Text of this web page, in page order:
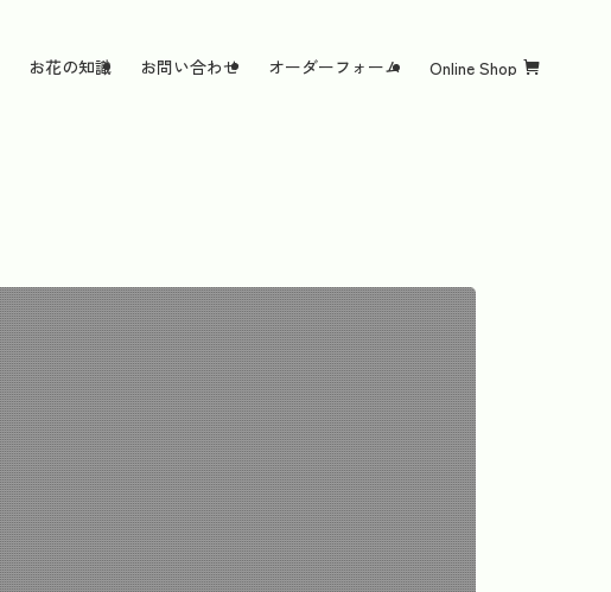
お花の知識 お問い合わせ オーダーフォーム Online Shop